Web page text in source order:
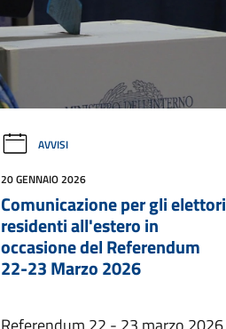
AVVISI
20 GENNAIO 2026
Comunicazione per gli elettori
residenti all'estero in
occasione del Referendum
22-23 Marzo 2026